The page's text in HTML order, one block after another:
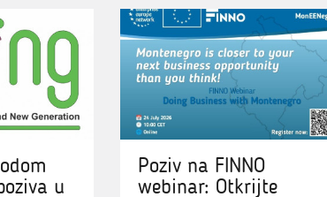
u
Poziv na FINNO
webinar: Otkrijte